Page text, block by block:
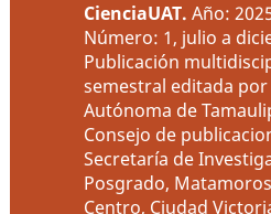
CienciaUAT. Año:
Número: 1, julio a
Publicación
semestral editada
Autónoma de
Consejo de
Secretaría de
Posgrado,
Centro, Ciudad